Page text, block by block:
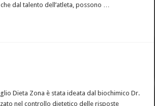
dal talento dell’atleta, possono …
Dieta Zona è stata ideata dal biochimico Dr.
nel controllo dietetico delle risposte